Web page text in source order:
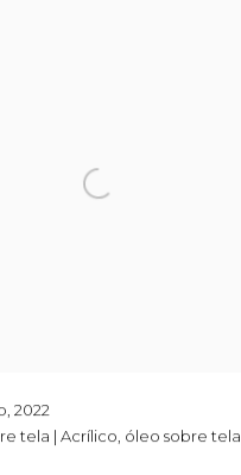
,2022
tela | Acrílico, óleo sobre tela